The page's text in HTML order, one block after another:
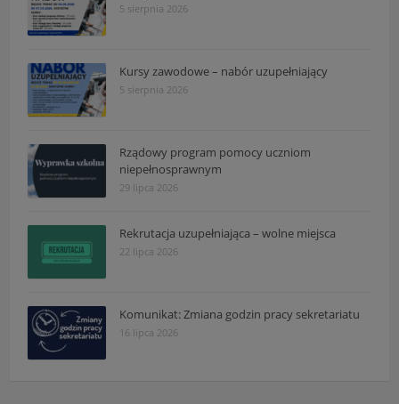
5 sierpnia 2026
Kursy zawodowe – nabór uzupełniający
5 sierpnia 2026
Rządowy program pomocy uczniom
niepełnosprawnym
29 lipca 2026
Rekrutacja uzupełniająca – wolne miejsca
22 lipca 2026
Komunikat: Zmiana godzin pracy sekretariatu
16 lipca 2026